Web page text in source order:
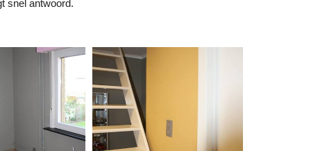
snel antwoord.